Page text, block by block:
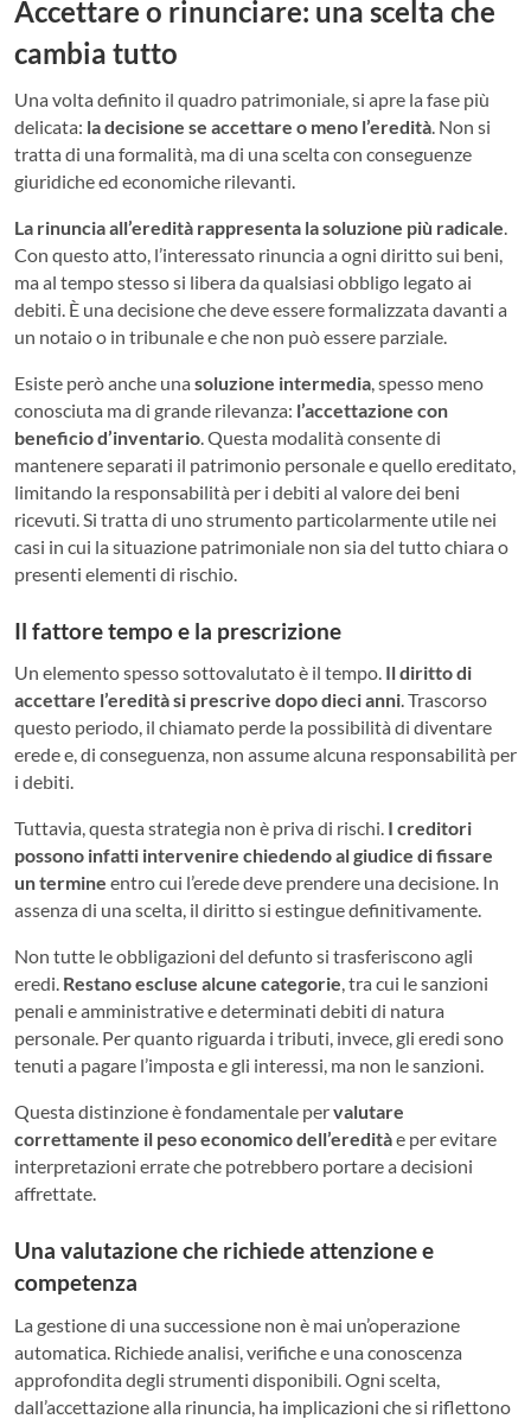
Accettare o rinunciare: una scelta che
cambia tutto
Una volta definito il quadro patrimoniale, si apre la fase più
delicata: la decisione se accettare o meno l’eredità . Non si
tratta di una formalità, ma di una scelta con conseguenze
giuridiche ed economiche rilevanti.
La rinuncia all’eredità rappresenta la soluzione più radicale
Con questo atto, l’interessato rinuncia a ogni diritto sui beni,
ma al tempo stesso si libera da qualsiasi obbligo legato ai
debiti. È una decisione che deve essere formalizzata davanti a
un notaio o in tribunale e che non può essere parziale.
Esiste però anche una soluzione intermedia , spesso meno
conosciuta ma di grande rilevanza: l’accettazione con
beneficio d’inventario . Questa modalità consente di
mantenere separati il patrimonio personale e quello ereditato,
limitando la responsabilità per i debiti al valore dei beni
ricevuti. Si tratta di uno strumento particolarmente utile nei
casi in cui la situazione patrimoniale non sia del tutto chiara o
presenti elementi di rischio.
Il fattore tempo e la prescrizione
Un elemento spesso sottovalutato è il tempo. Il diritto di
accettare l’eredità si prescrive dopo dieci anni. Trascorso
questo periodo, il chiamato perde la possibilità di diventare
erede e, di conseguenza, non assume alcuna responsabilità per
i debiti.
Tuttavia, questa strategia non è priva di rischi. I creditori
possono infatti intervenire chiedendo al giudice di fissare
un termine entro cui l’erede deve prendere una decisione. In
assenza di una scelta, il diritto si estingue definitivamente.
Non tutte le obbligazioni del defunto si trasferiscono agli
eredi. Restano escluse alcune categorie, tra cui le sanzioni
penali e amministrative e determinati debiti di natura
personale. Per quanto riguarda i tributi, invece, gli eredi sono
tenuti a pagare l’imposta e gli interessi, ma non le sanzioni.
Questa distinzione è fondamentale pervalutare
correttamente il peso economico dell’ereditàe per evitare
interpretazioni errate che potrebbero portare a decisioni
affrettate.
Una valutazione che richiede attenzione e
competenza
La gestione di una successione non è mai un’operazione
automatica. Richiede analisi, verifiche e una conoscenza
approfondita degli strumenti disponibili. Ogni scelta,
dall’accettazione alla rinuncia, ha implicazioni che si riflettono